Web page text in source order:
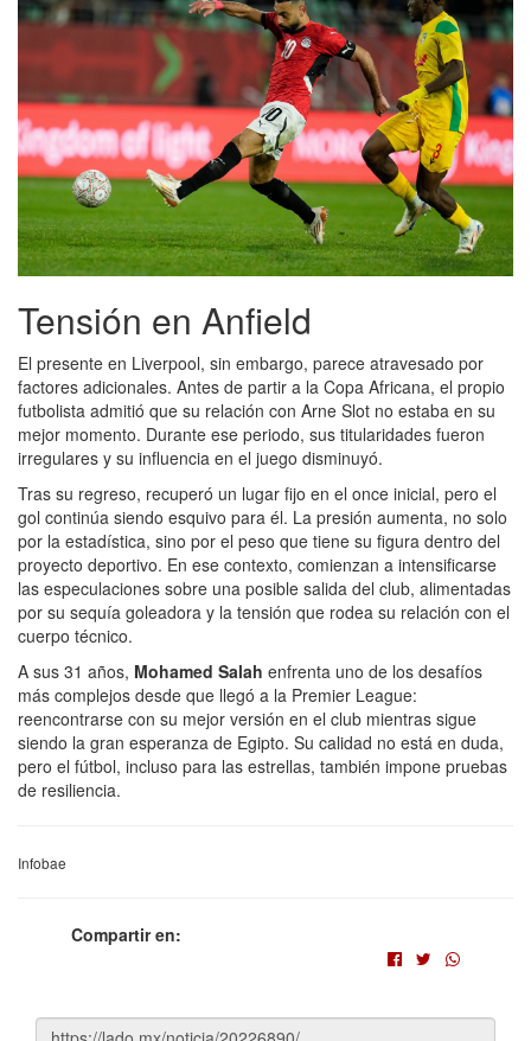
Tensión en Anfield
El presente en Liverpool, sin embargo, parece atravesado por
factores adicionales. Antes de partir a la Copa Africana, el propio
futbolista admitió que su relación con Arne Slot no estaba en su
mejor momento. Durante ese periodo, sus titularidades fueron
irregulares y su influencia en el juego disminuyó.
Tras su regreso, recuperó un lugar fijo en el once inicial, pero el
gol continúa siendo esquivo para él. La presión aumenta, no solo
por la estadística, sino por el peso que tiene su figura dentro del
proyecto deportivo. En ese contexto, comienzan a intensificarse
las especulaciones sobre una posible salida del club, alimentadas
por su sequía goleadora y la tensión que rodea su relación con el
cuerpo técnico.
A sus 31 años, Mohamed Salah enfrenta uno de los desafíos
más complejos desde que llegó a la Premier League:
reencontrarse con su mejor versión en el club mientras sigue
siendo la gran esperanza de Egipto. Su calidad no está en duda,
pero el fútbol, incluso para las estrellas, también impone pruebas
de resiliencia.
Infobae
Compartir en: